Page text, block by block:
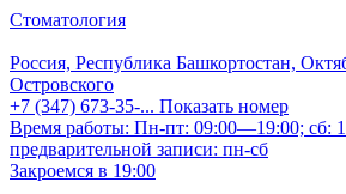
Стоматология
Россия, Республика Башкортостан,
Островского
+7 (347) 673-35-... Показать номер
Время работы: Пн-пт: 09:00—19:00; сб:
предварительной записи: пн-сб
Закроемся в 19:00